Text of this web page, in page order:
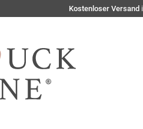
Kostenloser Versand